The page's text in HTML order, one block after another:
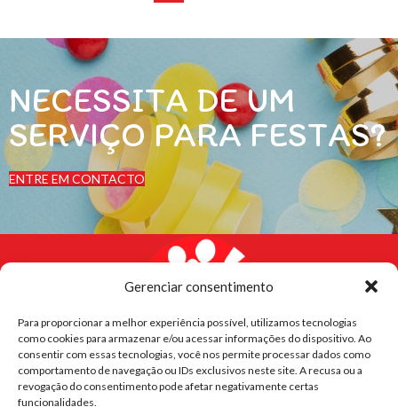
Gerenciar consentimento
Para proporcionar a melhor experiência possível, utilizamos tecnologias
como cookies para armazenar e/ou acessar informações do dispositivo. Ao
consentir com essas tecnologias, você nos permite processar dados como
comportamento de navegação ou IDs exclusivos neste site. A recusa ou a
revogação do consentimento pode afetar negativamente certas
funcionalidades.
NECESSITA DE UM
SERVIÇO PARA FESTAS?
ENTRE EM CONTACTO